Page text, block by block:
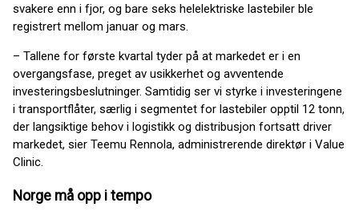
svakere enn i fjor, og bare seks helelektriske lastebiler ble
registrert mellom januar og mars.
– Tallene for første kvartal tyder på at markedet er i en
overgangsfase, preget av usikkerhet og avventende
investeringsbeslutninger. Samtidig ser vi styrke i investeringene
i transportflåter, særlig i segmentet for lastebiler opptil 12 tonn,
der langsiktige behov i logistikk og distribusjon fortsatt driver
markedet, sier Teemu Rennola, administrerende direktør i Value
Clinic.
Norge må opp i tempo